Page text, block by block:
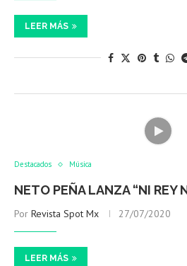
LEER MÁS
Destacados Música
NETO PEÑA LANZA “NI REY
Por Revista Spot Mx 27/07/2020
LEER MÁS